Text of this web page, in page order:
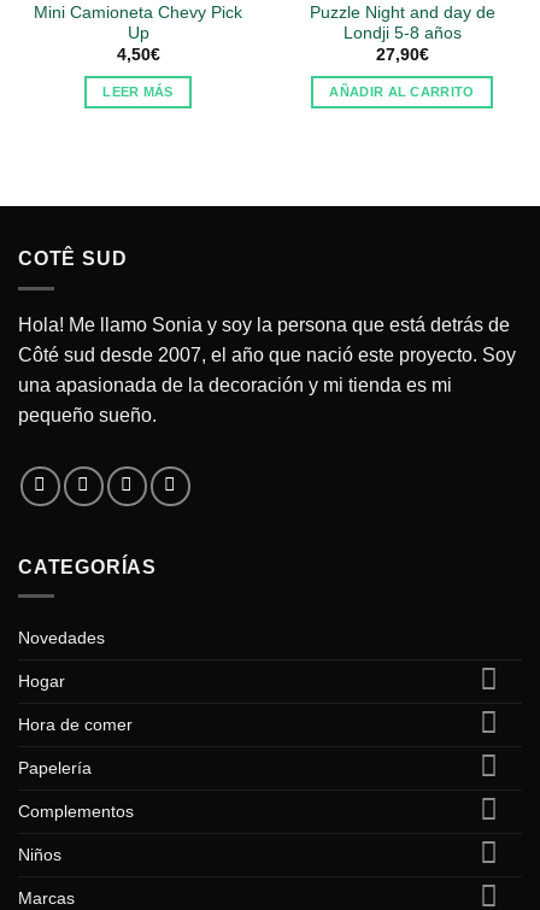
Mini Camioneta Chevy Pick
Up
4,50€
LEER MÁS
Puzzle Night and day de
Londji 5-8 años
27,90€
AÑADIR AL CARRITO
COTÊ SUD
Hola! Me llamo Sonia y soy la persona que está detrás de
Côté sud desde 2007, el año que nació este proyecto. Soy
una apasionada de la decoración y mi tienda es mi
pequeño sueño.
CATEGORÍAS
Novedades
Hogar
Hora de comer
Papelería
Complementos
Niños
Marcas